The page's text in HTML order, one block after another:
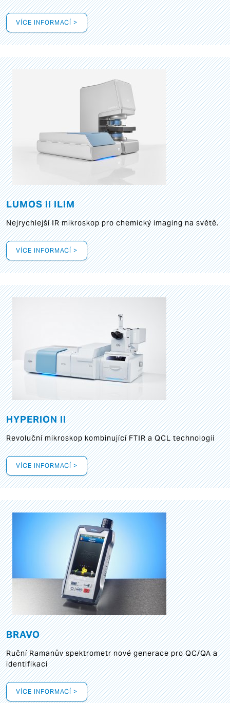
VÍCE INFORMACÍ >
LUMOS II ILIM
Nejrychlejší IR mikroskop pro chemický imaging na světě.
VÍCE INFORMACÍ >
HYPERION II
Revoluční mikroskop kombinující FTIR a QCL technologii
VÍCE INFORMACÍ >
BRAVO
Ruční Ramanův spektrometr nové generace pro QC/QA a
identifikaci
VÍCE INFORMACÍ >